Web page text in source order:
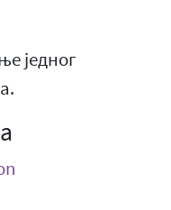
једног